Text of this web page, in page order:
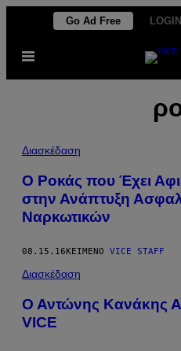
Μετάβαση
περιεχόμενο
Go Ad Free
Ανοίξτε
μενού
Διασκέδαση
Ο Ροκάς που Έχει
στην Ανάπτυξη
Ναρκωτικών
08.15.16 ΚΕΊΜΕΝΟ VICE STAFF
Διασκέδαση
Ο Αντώνης Κανάκης
VICE